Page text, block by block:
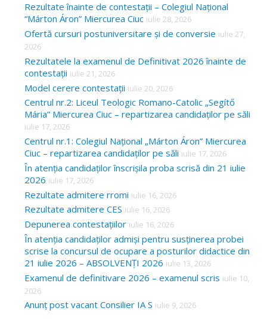
Rezultate înainte de contestații – Colegiul Național
“Márton Áron” Miercurea Ciuc iulie 28, 2026
Ofertă cursuri postuniversitare și de conversie iulie 27,
2026
Rezultatele la examenul de Definitivat 2026 înainte de
contestații iulie 21, 2026
Model cerere contestații iulie 20, 2026
Centrul nr.2: Liceul Teologic Romano-Catolic „Segítő
Mária” Miercurea Ciuc – repartizarea candidaților pe săli
iulie 17, 2026
Centrul nr.1: Colegiul Național „Márton Áron” Miercurea
Ciuc – repartizarea candidaților pe săli iulie 17, 2026
În atenția candidaților înscrișila proba scrisă din 21 iulie
2026 iulie 17, 2026
Rezultate admitere rromi iulie 16, 2026
Rezultate admitere CES iulie 16, 2026
Depunerea contestațiilor iulie 16, 2026
În atenția candidaților admiși pentru susținerea probei
scrise la concursul de ocupare a posturilor didactice din
21 iulie 2026 – ABSOLVENȚI 2026 iulie 13, 2026
Examenul de definitivare 2026 – examenul scris iulie 10,
2026
Anunț post vacant Consilier IA S iulie 9, 2026